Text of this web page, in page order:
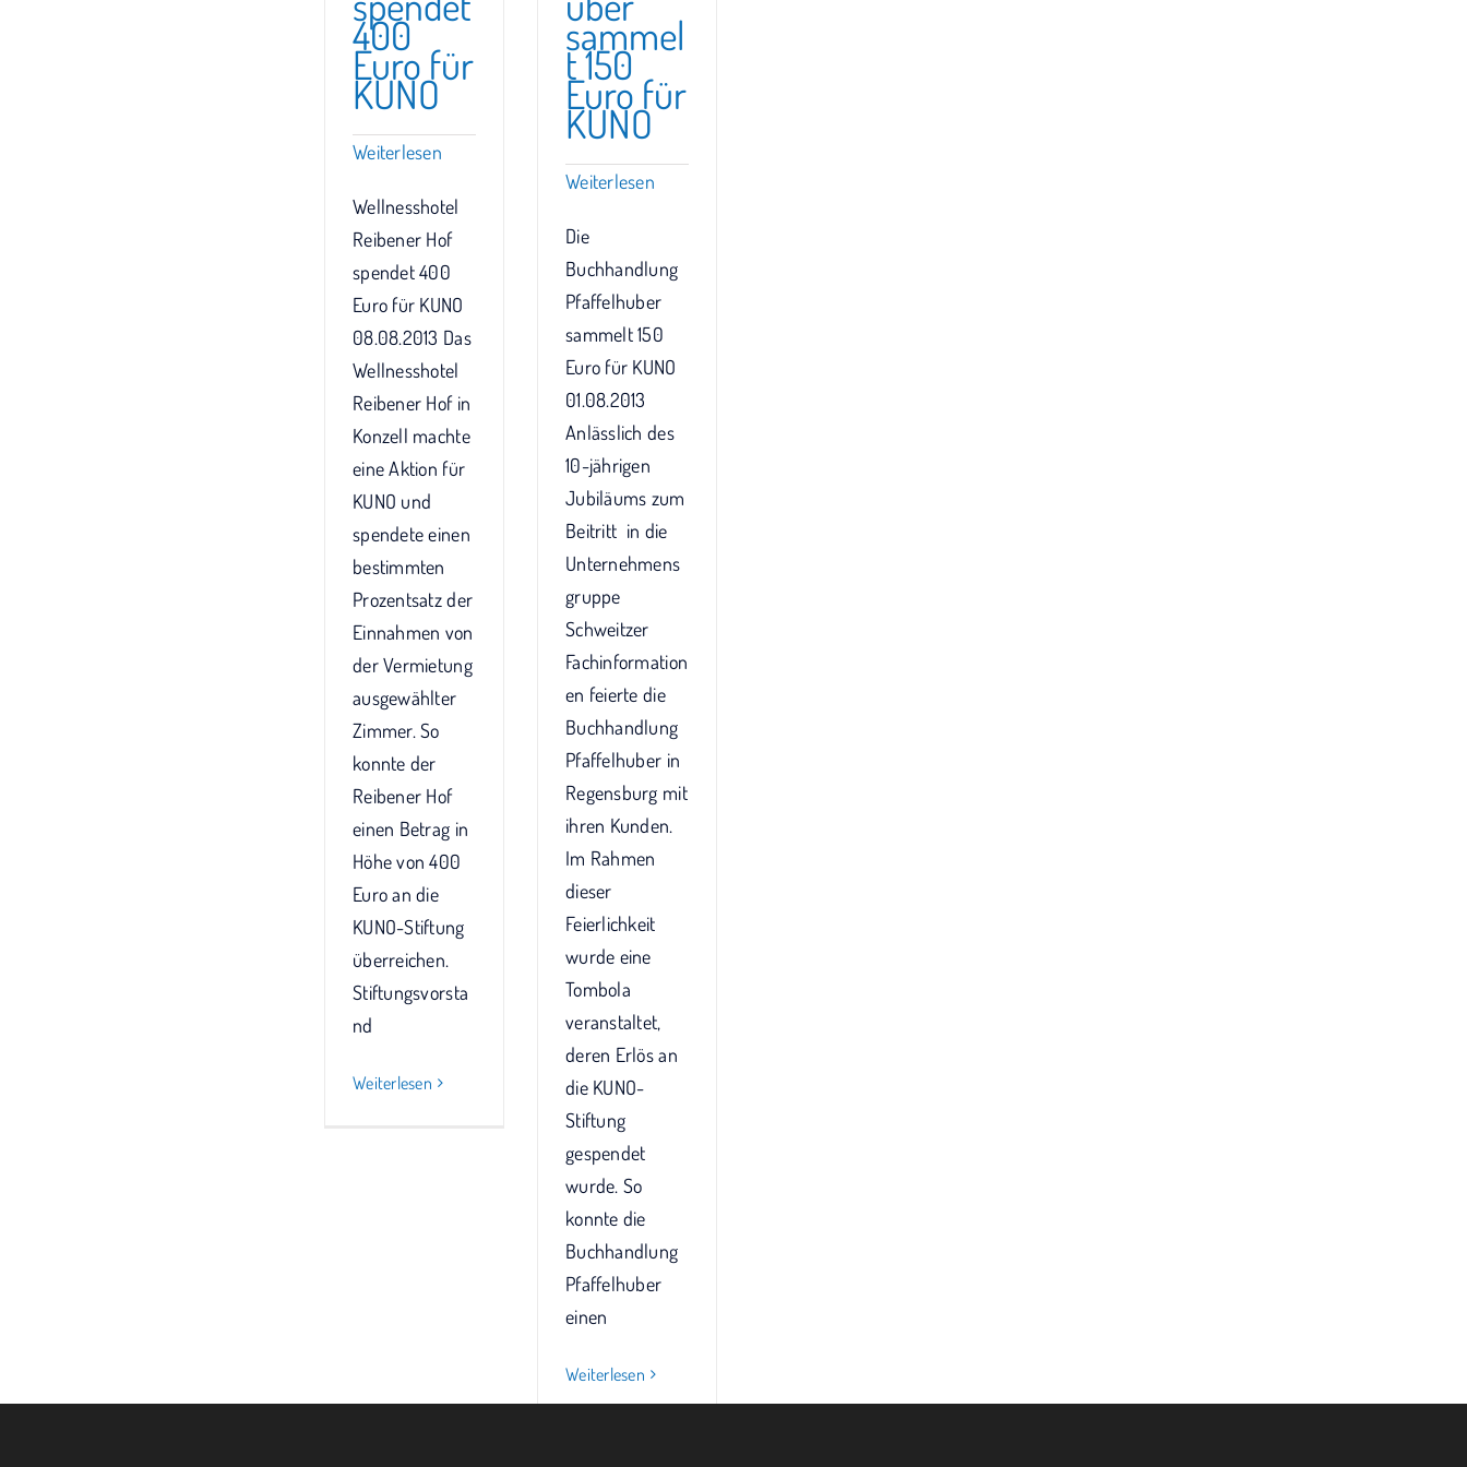
400
Euro für
KUNO
Weiterlesen
Wellnesshotel
Reibener Hof
spendet 400
Euro für KUNO
08.08.2013 Das
Wellnesshotel
Reibener Hof in
Konzell machte
eine Aktion für
KUNO und
spendete einen
bestimmten
Prozentsatz der
Einnahmen von
der Vermietung
ausgewählter
Zimmer. So
konnte der
Reibener Hof
einen Betrag in
Höhe von 400
Euro an die
KUNO-Stiftung
überreichen.
Stiftungsvorsta
nd
Weiterlesen
sammel
t 150
Euro für
KUNO
Weiterlesen
Die
Buchhandlung
Pfaffelhuber
sammelt 150
Euro für KUNO
01.08.2013
Anlässlich des
10-jährigen
Jubiläums zum
Beitritt in die
Unternehmens
gruppe
Schweitzer
Fachinformation
en feierte die
Buchhandlung
Pfaffelhuber in
Regensburg mit
ihren Kunden.
Im Rahmen
dieser
Feierlichkeit
wurde eine
Tombola
veranstaltet,
deren Erlös an
die KUNO-
Stiftung
gespendet
wurde. So
konnte die
Buchhandlung
Pfaffelhuber
einen
Weiterlesen